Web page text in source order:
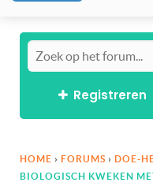
Registreren
HOME › FORUMS › DOE-
BIOLOGISCH KWEKEN